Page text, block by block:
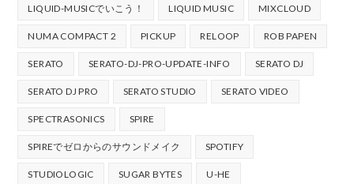
LIQUID-MUSICでいこう！ LIQUID MUSIC MIXCLOUD
NUMA COMPACT 2 PICKUP RELOOP ROB PAPEN
SERATO SERATO-DJ-PRO-UPDATE-INFO SERATO DJ
SERATO DJ PRO SERATO STUDIO SERATO VIDEO
SPECTRASONICS SPIRE
SPIREでゼロからのサウンドメイク SPOTIFY
STUDIOLOGIC SUGAR BYTES U-HE